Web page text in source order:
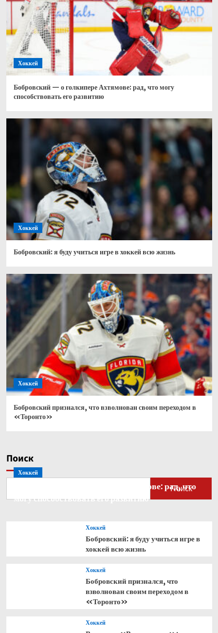
Хоккей
Бобровский — о голкипере Ахтямове: рад, что могу
способствовать его развитию
Хоккей
Бобровский: я буду учиться игре в хоккей всю жизнь
Хоккей
Бобровский признался, что взволнован своим переходом в
«Торонто»
Поиск
Поиск
Хоккей
Бобровский — о голкипере Ахтямове: рад, что
могу способствовать его развитию
Хоккей
Бобровский: я буду учиться игре в
хоккей всю жизнь
Хоккей
Бобровский признался, что
взволнован своим переходом в
«Торонто»
Хоккей